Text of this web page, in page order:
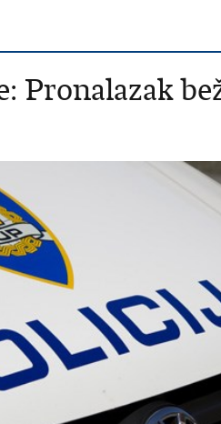
Pronalazak